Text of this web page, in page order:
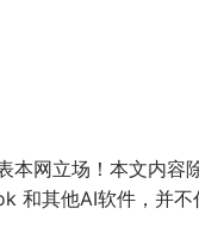
网立场！本文内容
其他AI软件，并不